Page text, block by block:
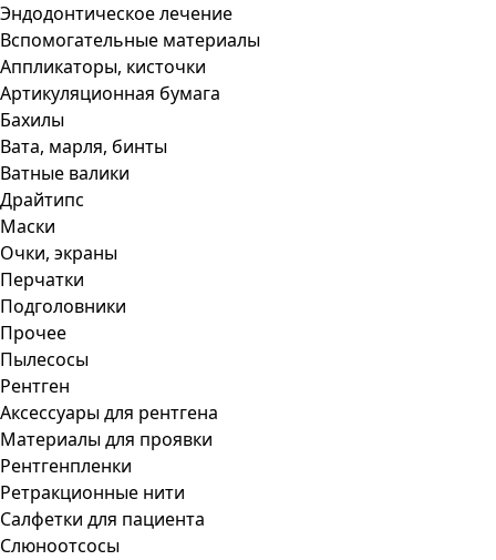
Эндодонтическое лечение
Вспомогательные материалы
Аппликаторы, кисточки
Артикуляционная бумага
Бахилы
Вата, марля, бинты
Ватные валики
Драйтипс
Маски
Очки, экраны
Перчатки
Подголовники
Прочее
Пылесосы
Рентген
Аксессуары для рентгена
Материалы для проявки
Рентгенпленки
Ретракционные нити
Салфетки для пациента
Слюноотсосы